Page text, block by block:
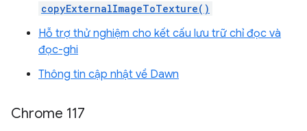
copyExternalImageToTexture()
Hỗ trợ thử nghiệm cho kết cấu lưu trữ chỉ đọc và
đọc-ghi
Thông tin cập nhật về Dawn
Chrome 117